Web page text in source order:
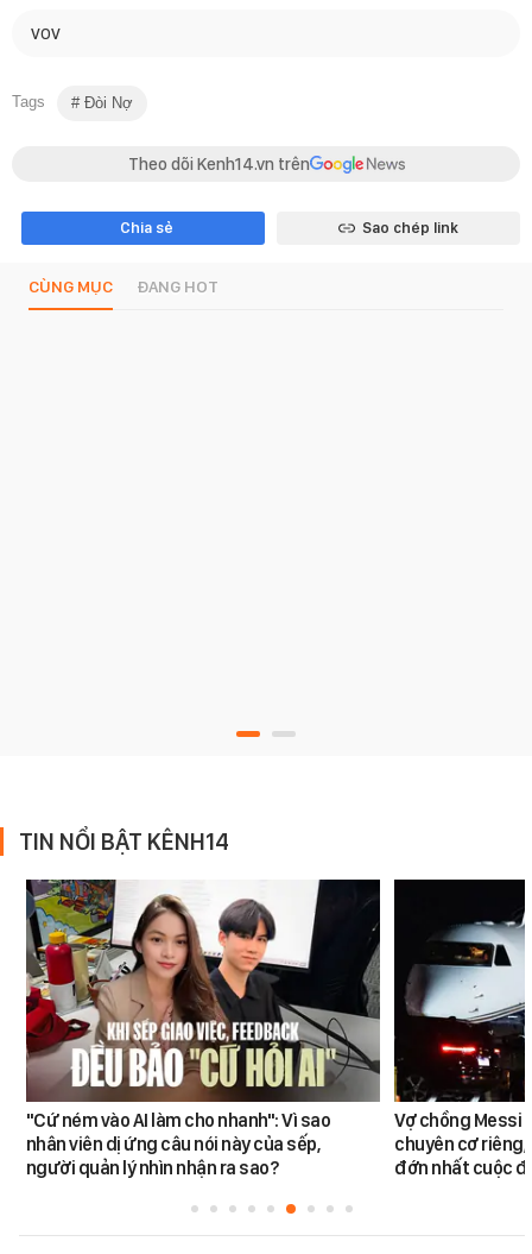
VOV
Tags Đòi Nợ
Theo dõi Kenh14.vn trên
Chia sẻ Sao chép link
CÙNG MỤC ĐANG HOT
TIN NỔI BẬT KÊNH14
"Cứ ném vào AI làm cho nhanh": Vì sao
nhân viên dị ứng câu nói này của sếp,
người quản lý nhìn nhận ra sao?
Vợ chồng Messi
chuyên cơ
đớn nhất cuộc